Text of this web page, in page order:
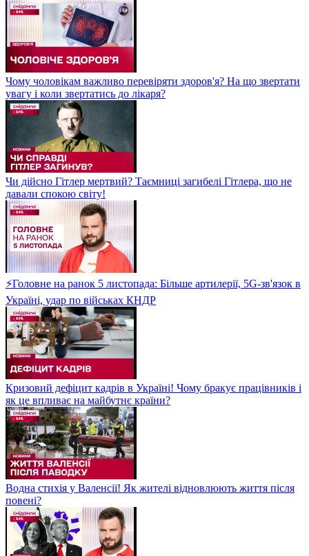
Чому чоловікам важливо перевіряти здоров'я? На що звертати
увагу і коли звертатись до лікаря?
Чи дійсно Гітлер мертвий? Таємниці загибелі Гітлера, що не
давали спокою світу!
⚡Головне на ранок 5 листопада: Більше артилерії, 5G-зв'язок в
Україні, удар по військах КНДР
Кризовий дефіцит кадрів в Україні! Чому бракує працівників і
як це впливає на майбутнє країни?
Водна стихія у Валенсії! Як жителі відновлюють життя після
повені?